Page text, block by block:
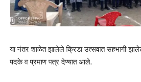
या नंतर शाळेत झालेले क्रिडा उत्सवात सहभागी झालेले
पदके व प्रमाण पत्र देण्यात आले.